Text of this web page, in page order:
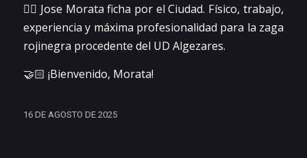
👉🏼 Jose Morata ficha por el Ciudad. Físico, trabajo,
experiencia y máxima profesionalidad para la zaga
rojinegra procedente del UD Algezares.
🤝🏻 ¡Bienvenido, Morata!
16 DE AGOSTO DE 2025